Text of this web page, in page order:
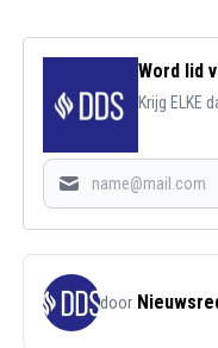
Word lid
Krijg ELKE
door